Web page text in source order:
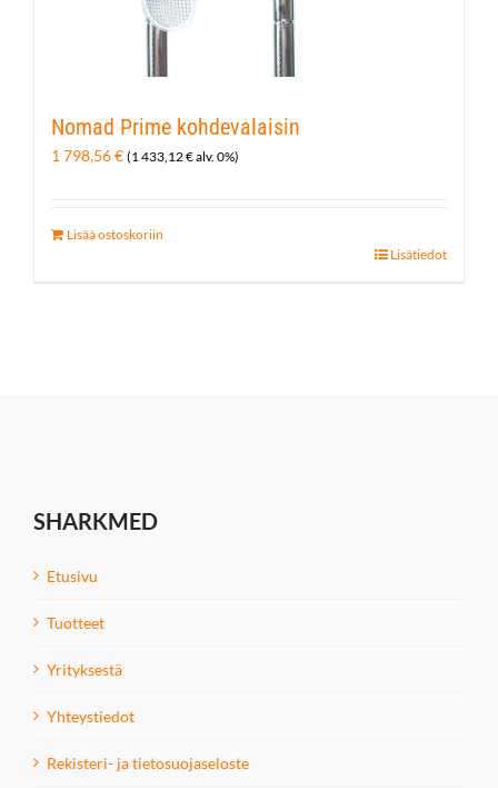
Nomad Prime kohdevalaisin
1 798,56€ (1 433,12€alv. 0%)
Lisää ostoskoriin
Lisätiedot
SHARKMED
Etusivu
Tuotteet
Yrityksestä
Yhteystiedot
Rekisteri- ja tietosuojaseloste